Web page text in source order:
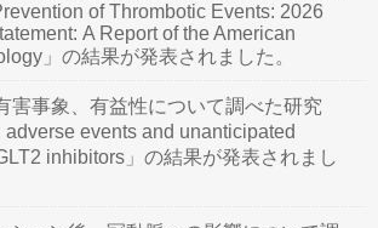
of Thrombotic Events: 2026
A Report of the American
」の結果が発表されました。
害事象、有益性について調べた研究
adverse events and unanticipated
inhibitors」の結果が発表されまし